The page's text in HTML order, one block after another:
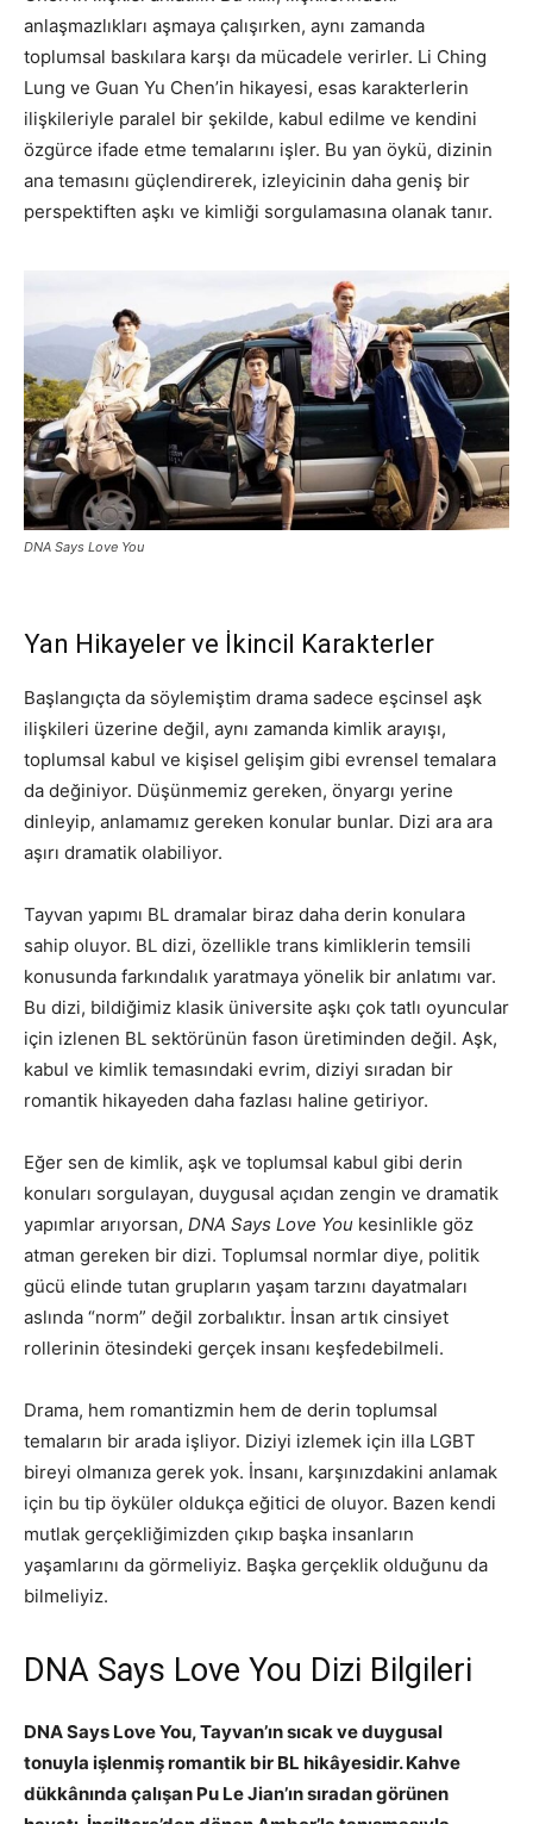
anlaşmazlıkları aşmaya çalışırken, aynı zamanda
toplumsal baskılara karşı da mücadele verirler. Li Ching
Lung ve Guan Yu Chen’in hikayesi, esas karakterlerin
ilişkileriyle paralel bir şekilde, kabul edilme ve kendini
özgürce ifade etme temalarını işler. Bu yan öykü, dizinin
ana temasını güçlendirerek, izleyicinin daha geniş bir
perspektiften aşkı ve kimliği sorgulamasına olanak tanır.
DNA Says Love You
Yan Hikayeler ve İkincil Karakterler
Başlangıçta da söylemiştim drama sadece eşcinsel aşk
ilişkileri üzerine değil, aynı zamanda kimlik arayışı,
toplumsal kabul ve kişisel gelişim gibi evrensel temalara
da değiniyor. Düşünmemiz gereken, önyargı yerine
dinleyip, anlamamız gereken konular bunlar. Dizi ara ara
aşırı dramatik olabiliyor.
Tayvan yapımı BL dramalar biraz daha derin konulara
sahip oluyor. BL dizi, özellikle trans kimliklerin temsili
konusunda farkındalık yaratmaya yönelik bir anlatımı var.
Bu dizi, bildiğimiz klasik üniversite aşkı çok tatlı oyuncular
için izlenen BL sektörünün fason üretiminden değil. Aşk,
kabul ve kimlik temasındaki evrim, diziyi sıradan bir
romantik hikayeden daha fazlası haline getiriyor.
Eğer sen de kimlik, aşk ve toplumsal kabul gibi derin
konuları sorgulayan, duygusal açıdan zengin ve dramatik
yapımlar arıyorsan, DNA Says Love You kesinlikle göz
atman gereken bir dizi. Toplumsal normlar diye, politik
gücü elinde tutan grupların yaşam tarzını dayatmaları
aslında “norm” değil zorbalıktır. İnsan artık cinsiyet
rollerinin ötesindeki gerçek insanı keşfedebilmeli.
Drama, hem romantizmin hem de derin toplumsal
temaların bir arada işliyor. Diziyi izlemek için illa LGBT
bireyi olmanıza gerek yok. İnsanı, karşınızdakini anlamak
için bu tip öyküler oldukça eğitici de oluyor. Bazen kendi
mutlak gerçekliğimizden çıkıp başka insanların
yaşamlarını da görmeliyiz. Başka gerçeklik olduğunu da
bilmeliyiz.
DNA Says Love You Dizi Bilgileri
DNA Says Love You, Tayvan’ın sıcak ve duygusal
tonuyla işlenmiş romantik bir BL hikâyesidir. Kahve
dükkânında çalışan Pu Le Jian’ın sıradan görünen